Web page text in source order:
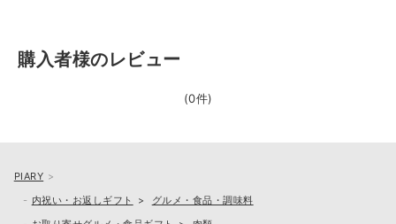
購入者様のレビュー
(0件)
PIARY
内祝い・お返しギフト
グルメ・食品・調味料